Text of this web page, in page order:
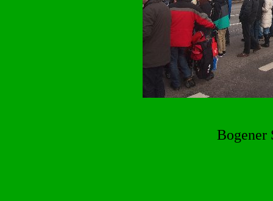
Bogener